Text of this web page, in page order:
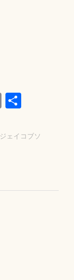
E
m
ail
共
ェイコブソ